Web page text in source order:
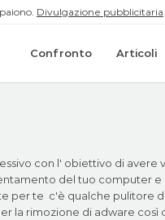
Divulgazione pubblicitaria
Confronto Articoli
con l' obiettivo di avere
del tuo computer e
per te c'è qualche pulitore
la rimozione di adware così